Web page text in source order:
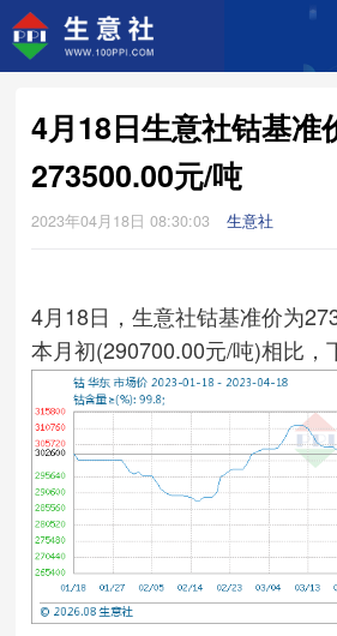
4月18日生意社钴基准
273500.00元/吨
2023年04月18日 08:30:03 生意社
4月18日，生意社钴基准价为
本月初(290700.00元/吨)相比，